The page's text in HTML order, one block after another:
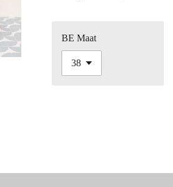
BE Maat